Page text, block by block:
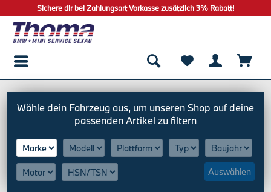
Sichere dir bei Zahlungsart Vorkasse zusätzlich 3% Rabatt!
Auswählen